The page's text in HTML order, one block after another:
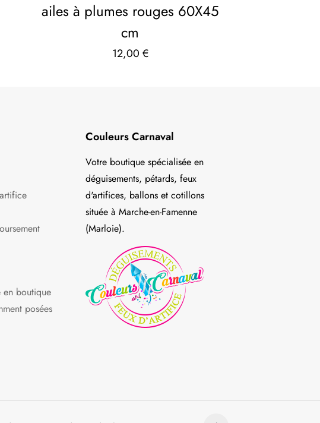
ailes à plumes rouges 60X45
cm
12,00 €
en boutique
posées
Couleurs Carnaval
Votre boutique spécialisée en
déguisements, pétards, feux
d'artifices, ballons et cotillons
située à Marche-en-Famenne
(Marloie).